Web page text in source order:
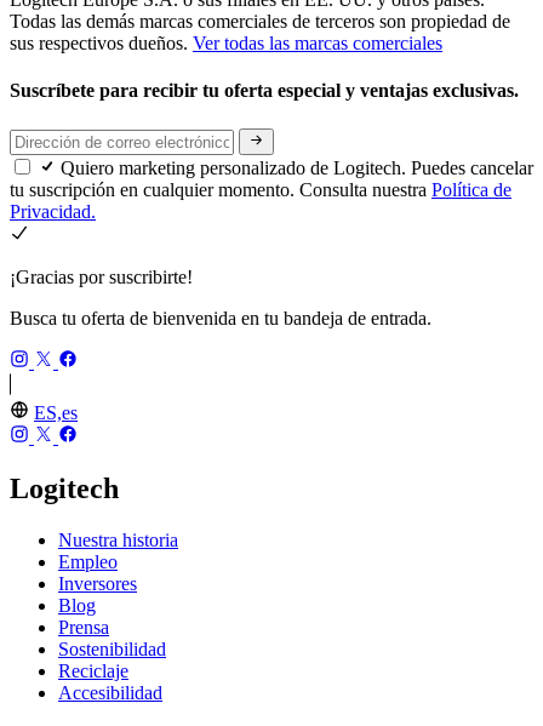
Todas las demás marcas comerciales de terceros son propiedad de
sus respectivos dueños. Ver todas las marcas comerciales
Suscríbete para recibir tu oferta especial y ventajas exclusivas.
Quiero marketing personalizado de Logitech. Puedes cancelar
tu suscripción en cualquier momento. Consulta nuestra Política de
Privacidad.
¡Gracias por suscribirte!
Busca tu oferta de bienvenida en tu bandeja de entrada.
ES,es
Logitech
Nuestra historia
Empleo
Inversores
Blog
Prensa
Sostenibilidad
Reciclaje
Accesibilidad